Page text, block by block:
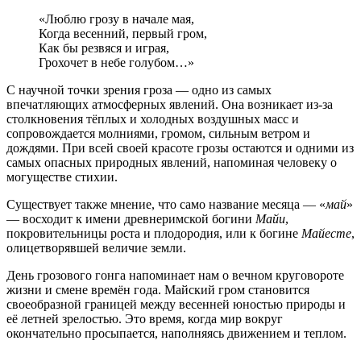
«Люблю грозу в начале мая,
Когда весенний, первый гром,
Как бы резвяся и играя,
Грохочет в небе голубом…»
С научной точки зрения гроза — одно из самых
впечатляющих атмосферных явлений. Она возникает из-за
столкновения тёплых и холодных воздушных масс и
сопровождается молниями, громом, сильным ветром и
дождями. При всей своей красоте грозы остаются и одними из
самых опасных природных явлений, напоминая человеку о
могуществе стихии.
Существует также мнение, что само название месяца — «май»
— восходит к имени древнеримской богини Майи,
покровительницы роста и плодородия, или к богине Майесте,
олицетворявшей величие земли.
День грозового гонга напоминает нам о вечном круговороте
жизни и смене времён года. Майский гром становится
своеобразной границей между весенней юностью природы и
её летней зрелостью. Это время, когда мир вокруг
окончательно просыпается, наполняясь движением и теплом.